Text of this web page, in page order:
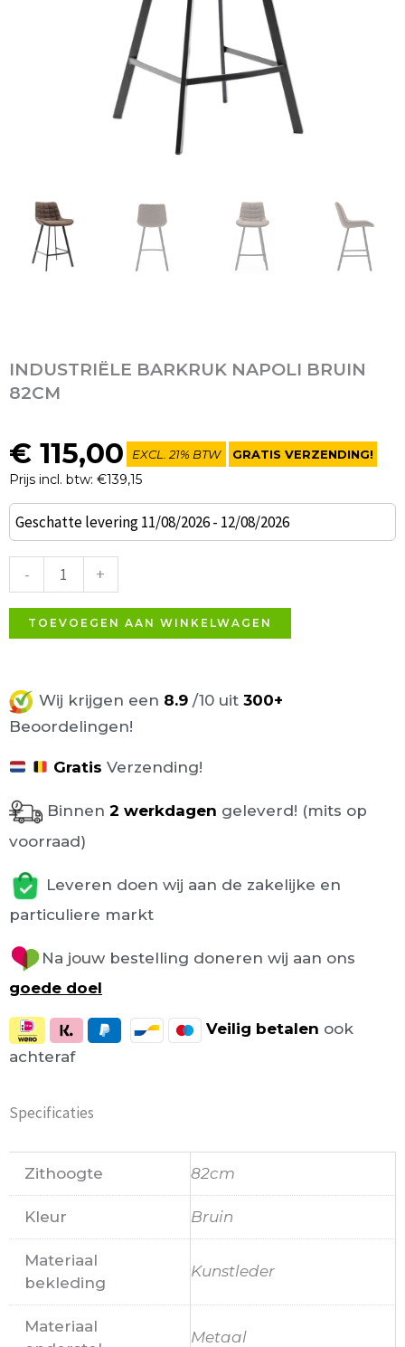
INDUSTRIËLE BARKRUK NAPOLI BRUIN
82CM
€ 115,00
Prijs incl. btw: €139,15
EXCL. 21% BTW GRATIS VERZENDING!
Geschatte levering 11/08/2026 - 12/08/2026
-
INDUSTRIËLE
BARKRUK
BRUIN
82CM
aantal
+
TOEVOEGEN AAN WINKELWAGEN
Wij krijgen een 8.9 /10 uit 300+
Beoordelingen!
Gratis Verzending!
Binnen 2 werkdagen geleverd! (mits op
voorraad)
Leveren doen wij aan de zakelijke en
particuliere markt
Na jouw bestelling doneren wij aan ons
goede doel
Veilig betalen ook
achteraf
Specificaties
Zithoogte 82cm
Kleur Bruin
Materiaal
bekleding
Kunstleder
Materiaal
Metaal